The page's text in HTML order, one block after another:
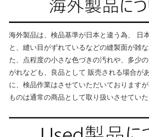
海外製品は、検品基準が日本と違う為、 日
と、縫い目がずれているなどの縫製面が雑
た、点程度の小さな色づきの汚れや、多少
がれなども、良品として 販売される場合が
に、検品作業はさせていただいております
ものは通常の商品として取り扱いさせていた